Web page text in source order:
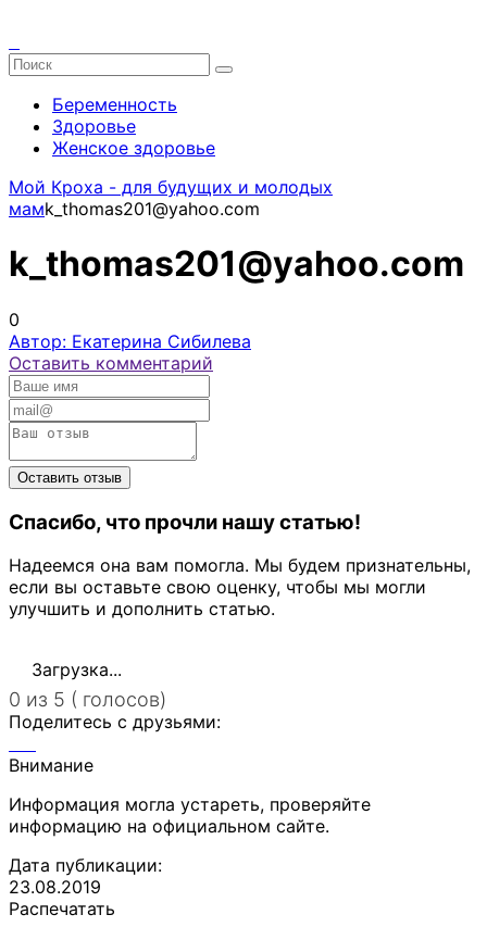
Беременность
Здоровье
Женское здоровье
Мой Кроха - для будущих и молодых
мамk_thomas201@yahoo.com
k_thomas201@yahoo.com
0
Автор: Екатерина Сибилева
Оставить комментарий
Спасибо, что прочли нашу статью!
Надеемся она вам помогла. Мы будем признательны,
если вы оставьте свою оценку, чтобы мы могли
улучшить и дополнить статью.
Загрузка...
0 из 5 ( голосов)
Поделитесь с друзьями:
Внимание
Информация могла устареть, проверяйте
информацию на официальном сайте.
Дата публикации:
23.08.2019
Распечатать